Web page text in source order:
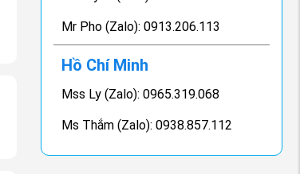
Mr Pho (Zalo): 0913.206.113
Hồ Chí Minh
Mss Ly (Zalo): 0965.319.068
Ms Thắm (Zalo): 0938.857.112